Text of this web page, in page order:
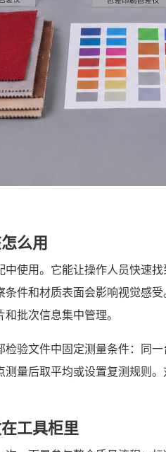
么用
使用。它能让操作人员快速
件和材质表面会影响视觉感
批次信息集中管理。
验文件中固定测量条件：同
量后取平均或设置复测规则
工具柜里